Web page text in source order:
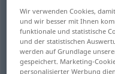
Dingn
Übersicht aller
(Für mehr Details die
Wir verwenden Cookies,
und wir besser mit Ihnen
funktionale und statistische
und der statistischen
werden auf Grundlage
gespeichert. Marketing-
personalisierter Werbung